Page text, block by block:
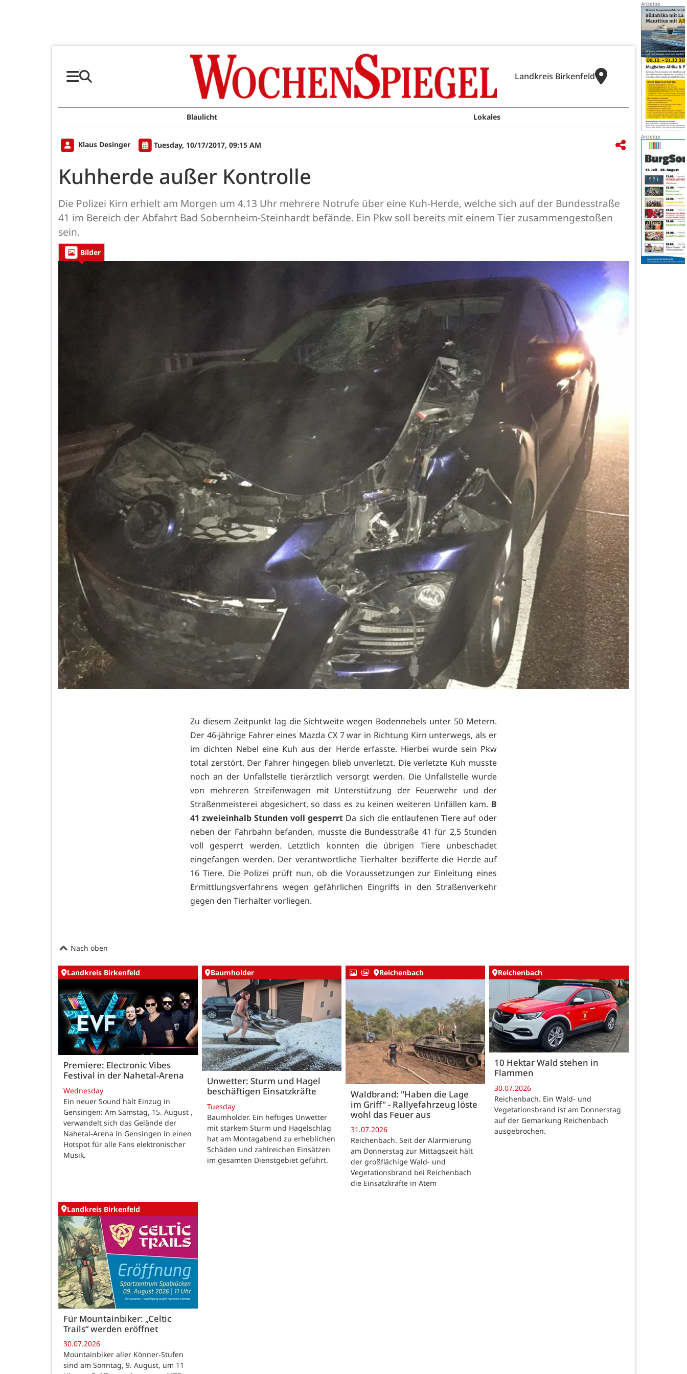
Landkreis Birkenfeld
Blaulicht Lokales
Klaus Desinger Tuesday, 10/17/2017, 09:15 AM
Kuhherde außer Kontrolle
Die Polizei Kirn erhielt am Morgen um 4.13 Uhr mehrere Notrufe über eine Kuh-Herde, welche sich auf der Bundesstraße
41 im Bereich der Abfahrt Bad Sobernheim-Steinhardt befände. Ein Pkw soll bereits mit einem Tier zusammengestoßen
sein.
Bilder
Zu diesem Zeitpunkt lag die Sichtweite wegen Bodennebels unter 50 Metern.
Der 46-jährige Fahrer eines Mazda CX 7 war in Richtung Kirn unterwegs, als er
im dichten Nebel eine Kuh aus der Herde erfasste. Hierbei wurde sein Pkw
total zerstört. Der Fahrer hingegen blieb unverletzt. Die verletzte Kuh musste
noch an der Unfallstelle tierärztlich versorgt werden. Die Unfallstelle wurde
von mehreren Streifenwagen mit Unterstützung der Feuerwehr und der
Straßenmeisterei abgesichert, so dass es zu keinen weiteren Unfällen kam. B
41 zweieinhalb Stunden voll gesperrt Da sich die entlaufenen Tiere auf oder
neben der Fahrbahn befanden, musste die Bundesstraße 41 für 2,5 Stunden
voll gesperrt werden. Letztlich konnten die übrigen Tiere unbeschadet
eingefangen werden. Der verantwortliche Tierhalter bezifferte die Herde auf
16 Tiere. Die Polizei prüft nun, ob die Voraussetzungen zur Einleitung eines
Ermittlungsverfahrens wegen gefährlichen Eingriffs in den Straßenverkehr
gegen den Tierhalter vorliegen.
Nach oben
Landkreis Birkenfeld
Premiere: Electronic Vibes
Festival in der Nahetal-Arena
Wednesday
Ein neuer Sound hält Einzug in
Gensingen: Am Samstag, 15. August ,
verwandelt sich das Gelände der
Nahetal-Arena in Gensingen in einen
Hotspot für alle Fans elektronischer
Musik.
Baumholder
Unwetter: Sturm und Hagel
beschäftigen Einsatzkräfte
Tuesday
Baumholder. Ein heftiges Unwetter
mit starkem Sturm und Hagelschlag
hat am Montagabend zu erheblichen
Schäden und zahlreichen Einsätzen
im gesamten Dienstgebiet geführt.
Reichenbach
Waldbrand: "Haben die Lage
im Griff" - Rallyefahrzeug löste
wohl das Feuer aus
31.07.2026
Reichenbach. Seit der Alarmierung
am Donnerstag zur Mittagszeit hält
der großflächige Wald- und
Vegetationsbrand bei Reichenbach
die Einsatzkräfte in Atem
Reichenbach
10 Hektar Wald stehen in
Flammen
30.07.2026
Reichenbach. Ein Wald- und
Vegetationsbrand ist am Donnerstag
auf der Gemarkung Reichenbach
ausgebrochen.
Landkreis Birkenfeld
Für Mountainbiker: „Celtic
Trails“ werden eröffnet
30.07.2026
Mountainbiker aller Könner-Stufen
sind am Sonntag, 9. August, um 11